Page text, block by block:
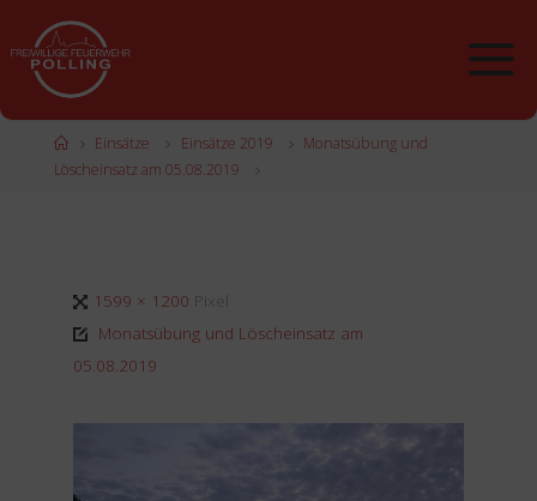
Inhalt
springen
StartEinsätze Einsätze 2019
Monatsübung und
Löscheinsatz am 05.08.2019
Originalgröße
1599 × 1200 Pixel
Monatsübung und Löscheinsatz am
05.08.2019